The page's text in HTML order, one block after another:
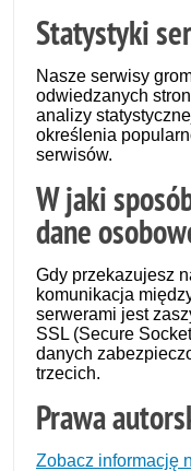
Statystyki
Nasze serwisy
odwiedzanych
analizy
określenia
serwisów.
W jaki
dane
Gdy przekazujesz
komunikacja
serwerami jest
SSL (Secure
danych
trzecich.
Prawa
Zobacz informację